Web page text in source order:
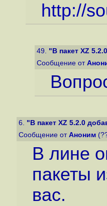
http://
49. "В пакет XZ
Сообщение от
6. "В пакет XZ 5.2.0
Сообщение от Аноним
В лине
пакеты
вас.